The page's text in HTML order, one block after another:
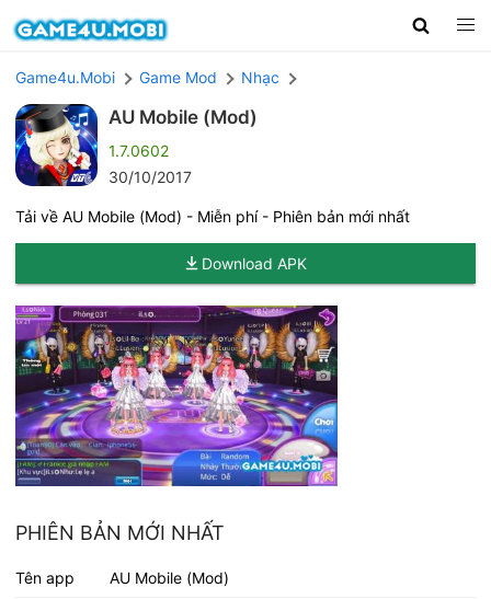
Game4u.Mobi Game Mod Nhạc
AU Mobile (Mod)
1.7.0602
30/10/2017
Tải về AU Mobile (Mod) - Miễn phí - Phiên bản mới nhất
Download APK
PHIÊN BẢN MỚI NHẤT
Tên app AU Mobile (Mod)